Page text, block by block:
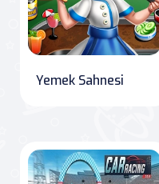
Yemek Sahnesi